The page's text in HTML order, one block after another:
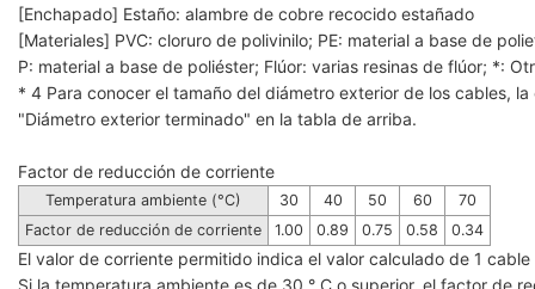
[Enchapado] Estaño: alambre de cobre recocido estañado
[Materiales] PVC: cloruro de polivinilo; PE: material a base de
P: material a base de poliéster; Flúor: varias resinas de flúor; *:
* 4 Para conocer el tamaño del diámetro exterior de los cables,
"Diámetro exterior terminado" en la tabla de arriba.
Factor de reducción de corriente
Temperatura ambiente (°C) 30 40 50 60
70
Factor de reducción de corriente
1.00 0.89 0.75 0.58 0.34
El valor de corriente permitido indica el valor calculado de 1